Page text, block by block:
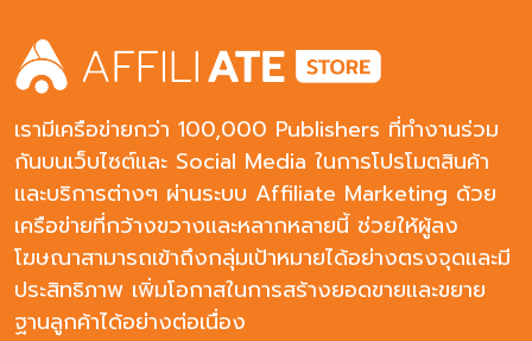
เรามีเครือข่ายกว่า 100,000 Publishers ที่ทำงานร่วม
กันบนเว็บไซต์และ Social Media ในการโปรโมตสินค้า
และบริการต่างๆ ผ่านระบบ Affiliate Marketing ด้วย
เครือข่ายที่กว้างขวางและหลากหลายนี้ ช่วยให้ผู้ลง
โฆษณาสามารถเข้าถึงกลุ่มเป้าหมายได้อย่างตรงจุดและมี
ประสิทธิภาพ เพิ่มโอกาสในการสร้างยอดขายและขยาย
ฐานลูกค้าได้อย่างต่อเนื่อง